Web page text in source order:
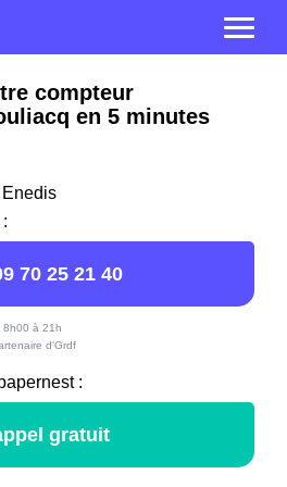
compteur
en 5 minutes
70 25 21 40
8h00 à 21h
d'Grdf
:
gratuit